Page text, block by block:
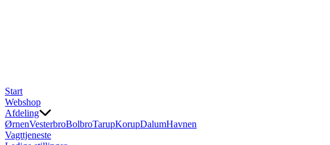
Start
Webshop
Afdeling
ØrnenVesterbroBolbroTarupKorupDalumHavnen
Vagttjeneste